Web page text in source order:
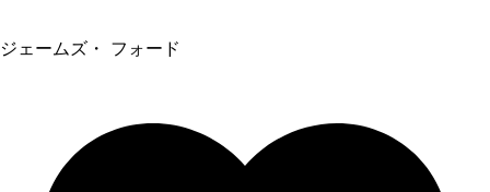
ジェームズ・ フォード